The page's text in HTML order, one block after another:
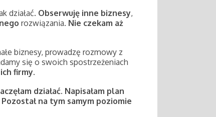
działać. Obserwuję inne biznesy,
rozwiązania. Nie czekam aż
biznesy, prowadzę rozmowy z
się o swoich spostrzeżeniach
firmy.
działać. Napisałam plan
Pozostał na tym samym poziomie